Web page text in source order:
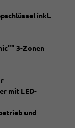
inkl.
3-Zonen
mit LED-
und